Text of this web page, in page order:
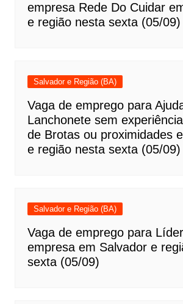
empresa Rede Do Cuidar
e região nesta sexta (05/09)
Salvador e Região (BA)
Vaga de emprego para
Lanchonete sem
de Brotas ou proximidades
e região nesta sexta (05/09)
Salvador e Região (BA)
Vaga de emprego para
empresa em Salvador e
sexta (05/09)